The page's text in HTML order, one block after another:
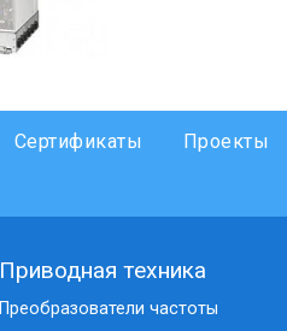
Сертификаты Проекты
Приводная техника
Преобразователи частоты